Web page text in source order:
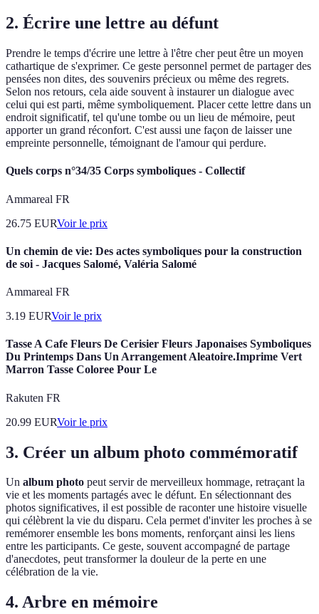
2. Écrire une lettre au défunt
Prendre le temps d'écrire une lettre à l'être cher peut être un moyen
cathartique de s'exprimer. Ce geste personnel permet de partager des
pensées non dites, des souvenirs précieux ou même des regrets.
Selon nos retours, cela aide souvent à instaurer un dialogue avec
celui qui est parti, même symboliquement. Placer cette lettre dans un
endroit significatif, tel qu'une tombe ou un lieu de mémoire, peut
apporter un grand réconfort. C'est aussi une façon de laisser une
empreinte personnelle, témoignant de l'amour qui perdure.
Quels corps n°34/35 Corps symboliques - Collectif
Ammareal FR
26.75 EURVoir le prix
Un chemin de vie: Des actes symboliques pour la construction
de soi - Jacques Salomé, Valéria Salomé
Ammareal FR
3.19 EURVoir le prix
Tasse A Cafe Fleurs De Cerisier Fleurs Japonaises Symboliques
Du Printemps Dans Un Arrangement Aleatoire.Imprime Vert
Marron Tasse Coloree Pour Le
Rakuten FR
20.99 EURVoir le prix
3. Créer un album photo commémoratif
Un album photo peut servir de merveilleux hommage, retraçant la
vie et les moments partagés avec le défunt. En sélectionnant des
photos significatives, il est possible de raconter une histoire visuelle
qui célèbrent la vie du disparu. Cela permet d'inviter les proches à se
remémorer ensemble les bons moments, renforçant ainsi les liens
entre les participants. Ce geste, souvent accompagné de partage
d'anecdotes, peut transformer la douleur de la perte en une
célébration de la vie.
4. Arbre en mémoire